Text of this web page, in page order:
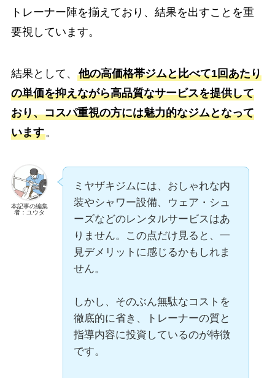
トレーナー陣を揃えており、結果を出すことを重
要視しています。
結果として、 他の高価格帯ジムと比べて1回あたり
の単価を抑えながら高品質なサービスを提供して
おり、コスパ重視の方には魅力的なジムとなって
います。
本記事の編集
者：ユウタ
ミヤザキジムには、おしゃれな内
装やシャワー設備、ウェア・シュ
ーズなどのレンタルサービスはあ
りません。この点だけ見ると、一
見デメリットに感じるかもしれま
せん。
しかし、そのぶん無駄なコストを
徹底的に省き、トレーナーの質と
指導内容に投資しているのが特徴
です。